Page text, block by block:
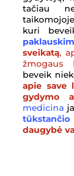
tačiau
kuri
sveikatą,
žmogaus
beveik
apie save
gydymo
medicina
daugybė